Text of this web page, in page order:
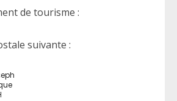
de tourisme :
suivante :